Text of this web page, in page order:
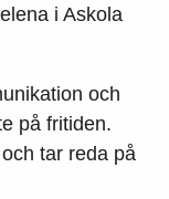
i Askola
och
på fritiden.
tar reda på